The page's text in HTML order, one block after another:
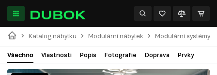
Katalog nábytku Modulární nábytek Modulární systémy
Všechno Vlastnosti Popis Fotografie Doprava Prvky